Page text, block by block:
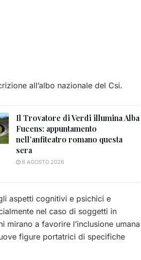
all’albo nazionale del Csi.
Il Trovatore di Verdi illumina Alba
Fucens: appuntamento
nell’anfiteatro romano questa
sera
6 AGOSTO 2026
aspetti cognitivi e psichici e
nel caso di soggetti in
a favorire l’inclusione umana
figure portatrici di specifiche